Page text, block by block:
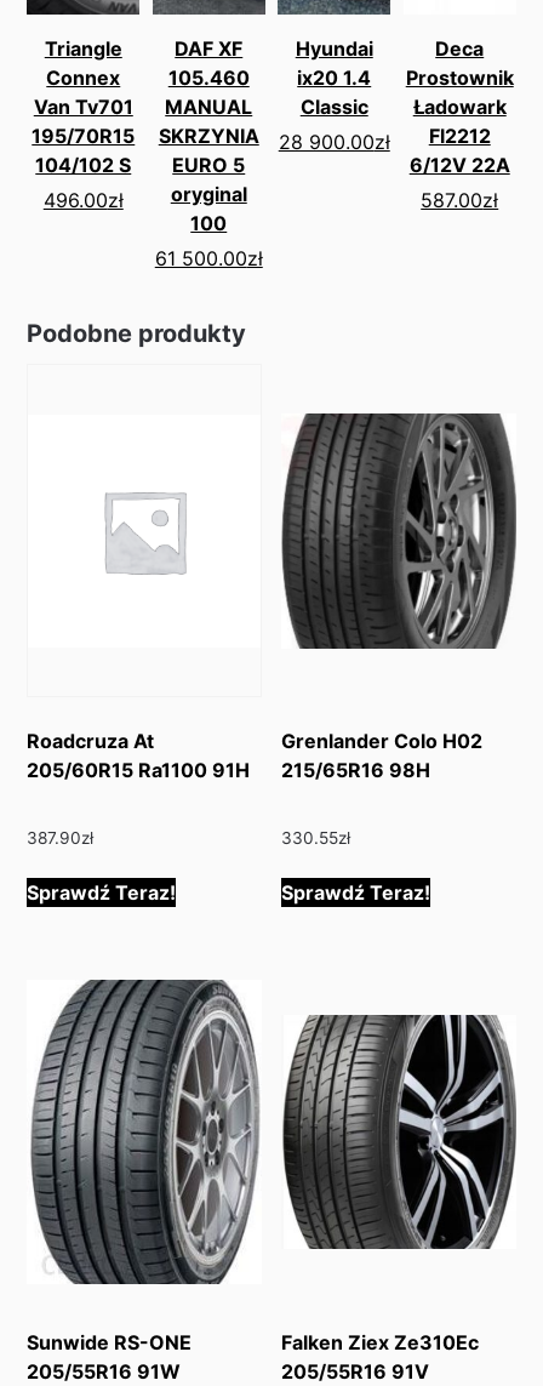
Triangle
Connex
Van Tv701
195/70R15
104/102 S
496.00zł
DAF XF
105.460
MANUAL
SKRZYNIA
EURO 5
oryginal
100
61 500.00zł
Hyundai
ix20 1.4
Classic
28 900.00zł
Deca
Prostownik
Ładowark
Fl2212
6/12V 22A
587.00zł
Podobne produkty
Roadcruza At
205/60R15 Ra1100 91H
387.90zł
Sprawdź Teraz!
Grenlander Colo H02
215/65R16 98H
330.55zł
Sprawdź Teraz!
Sunwide RS-ONE
205/55R16 91W
Falken Ziex Ze310Ec
205/55R16 91V